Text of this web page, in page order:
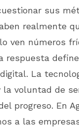
sus
realmente
ven números
respuesta
La
la voluntad de
progreso. En
a las